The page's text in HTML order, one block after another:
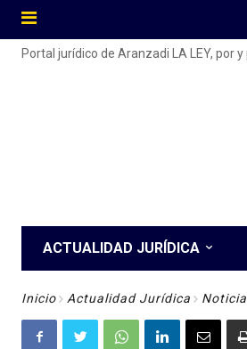
Portal jurídico de Aranzadi LA LEY, por
ACTUALIDAD JURÍDICA
Inicio Actualidad Jurídica